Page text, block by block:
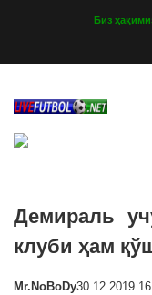
Биз
Демираль
клуби ҳам
Mr.NoBoDy30.12.2019